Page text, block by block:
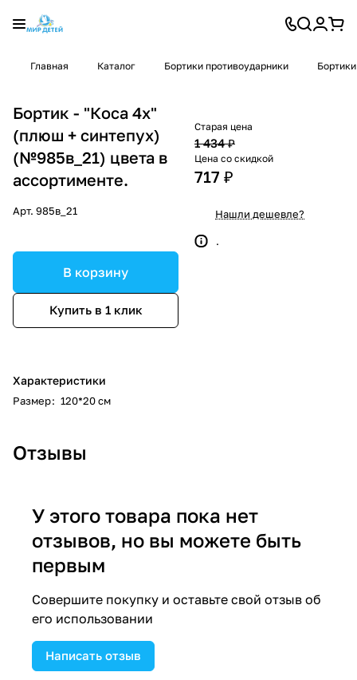
Главная Каталог Бортики противоударники
Бортик - "Коса 4х"
(плюш + синтепух)
(№985в_21) цвета в
ассортименте.
Арт. 985в_21
В корзину
Купить в 1 клик
Характеристики
Размер: 120*20 см
Старая цена
1 434 ₽
Цена со скидкой
717 ₽
Нашли дешевле?
.
Отзывы
У этого товара пока нет
отзывов, но вы можете быть
первым
Совершите покупку и оставьте свой отзыв об
его использовании
Написать отзыв